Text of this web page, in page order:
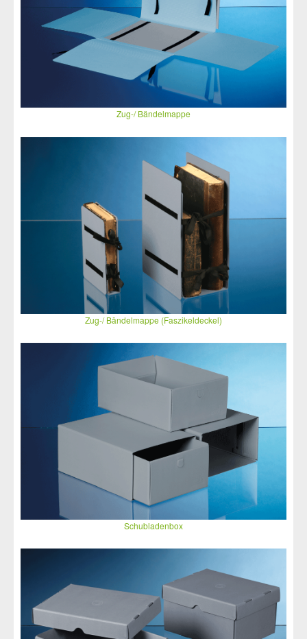
Zug-/ Bändelmappe
Zug-/ Bändelmappe (Faszikeldeckel)
Schubladenbox